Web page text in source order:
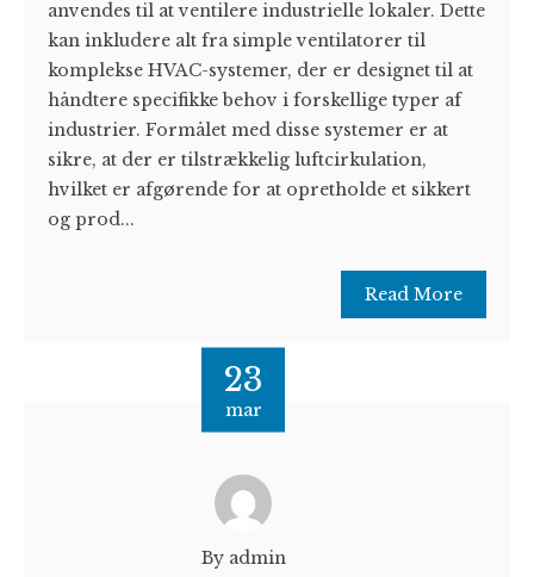
anvendes til at ventilere industrielle lokaler. Dette
kan inkludere alt fra simple ventilatorer til
komplekse HVAC-systemer, der er designet til at
håndtere specifikke behov i forskellige typer af
industrier. Formålet med disse systemer er at
sikre, at der er tilstrækkelig luftcirkulation,
hvilket er afgørende for at opretholde et sikkert
og prod...
Read More
23
mar
By admin